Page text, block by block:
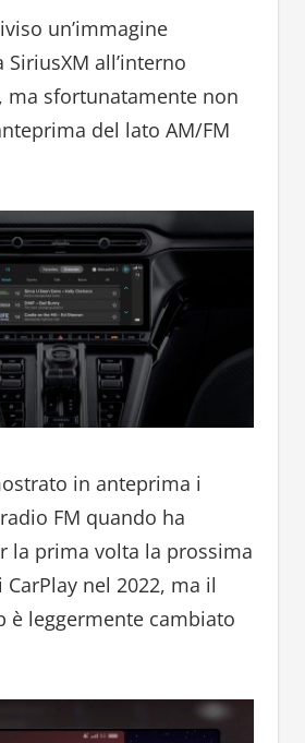
un’immagine
SiriusXM all’interno
ma sfortunatamente non
del lato AM/FM
in anteprima i
FM quando ha
la prima volta la prossima
nel 2022, ma il
è leggermente cambiato